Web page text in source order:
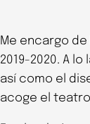
Me encargo
2019-2020. A
así como el
acoge el